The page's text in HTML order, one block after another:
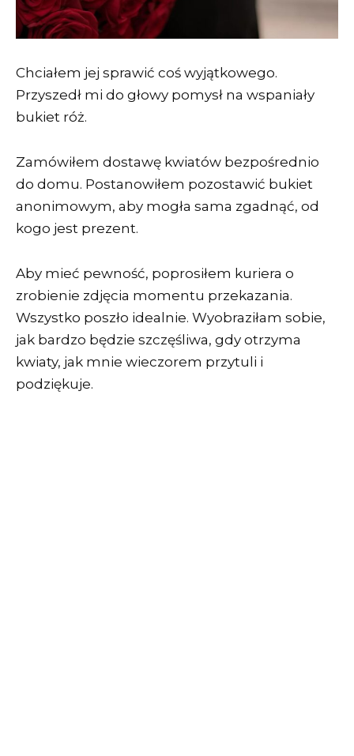
Chciałem jej sprawić coś wyjątkowego.
Przyszedł mi do głowy pomysł na wspaniały
bukiet róż.
Zamówiłem dostawę kwiatów bezpośrednio
do domu. Postanowiłem pozostawić bukiet
anonimowym, aby mogła sama zgadnąć, od
kogo jest prezent.
Aby mieć pewność, poprosiłem kuriera o
zrobienie zdjęcia momentu przekazania.
Wszystko poszło idealnie. Wyobraziłam sobie,
jak bardzo będzie szczęśliwa, gdy otrzyma
kwiaty, jak mnie wieczorem przytuli i
podziękuje.